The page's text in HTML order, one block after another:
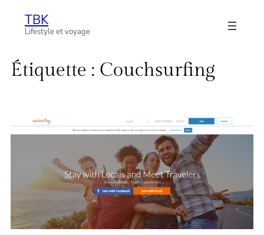
AllerTBK
Lifestyle et voyage
Étiquette : Couchsurfing